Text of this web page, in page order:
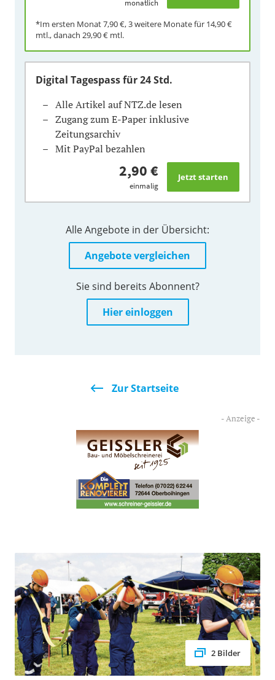
monatlich
*Im ersten Monat7,90 €, 3 weitere Monate für 14,90 €
mtl., danach 29,90 € mtl.
Digital Tagespassfür 24 Std.
Alle Artikel auf NTZ.de lesen
Zugang zum E-Paper inklusive
Zeitungsarchiv
Mit PayPal bezahlen
2,90 €
einmalig
Alle Angebote in der Übersicht:
Angebote vergleichen
Sie sind bereits Abonnent?
Hier einloggen
Zur Startseite
2 Bilder